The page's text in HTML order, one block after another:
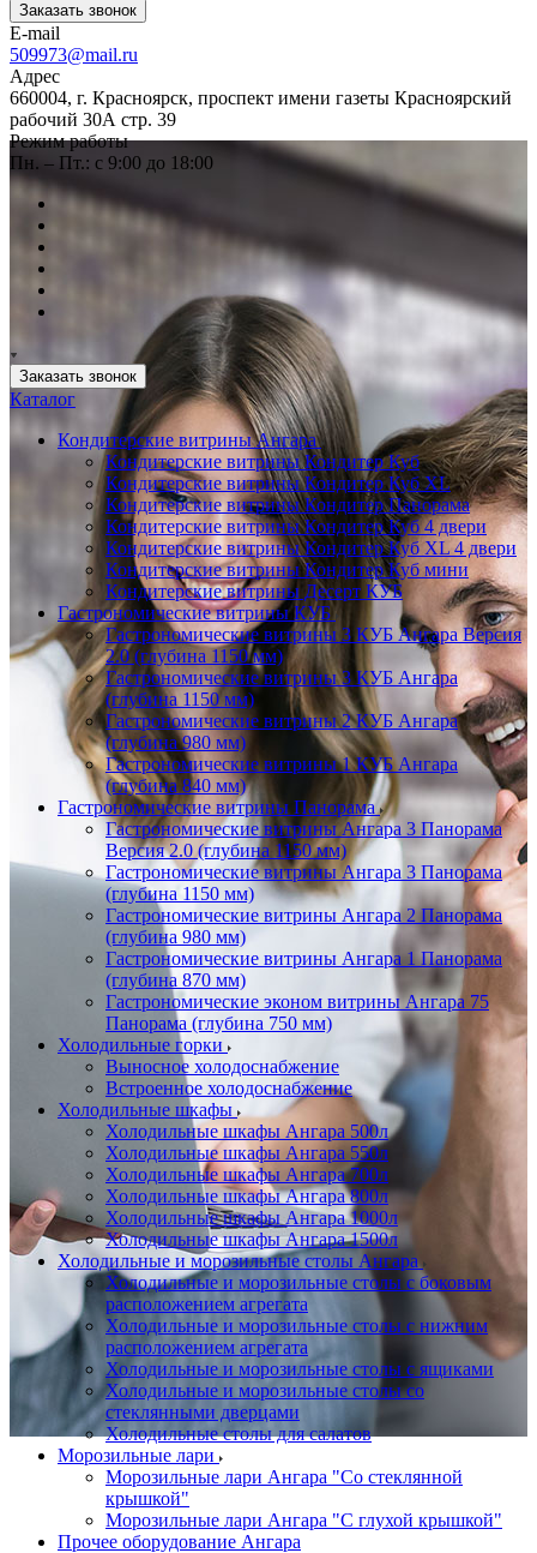
Заказать звонок
E-mail
509973@mail.ru
Адрес
660004, г. Красноярск, проспект имени газеты Красноярский
рабочий 30А стр. 39
Режим работы
Пн. – Пт.: с 9:00 до 18:00
Заказать звонок
Каталог
Кондитерские витрины Ангара
Кондитерские витрины Кондитер Куб
Кондитерские витрины Кондитер Куб XL
Кондитерские витрины Кондитер Панорама
Кондитерские витрины Кондитер Куб 4 двери
Кондитерские витрины Кондитер Куб XL 4 двери
Кондитерские витрины Кондитер Куб мини
Кондитерские витрины Десерт КУБ
Гастрономические витрины КУБ
Гастрономические витрины 3 КУБ Ангара Версия
2.0 (глубина 1150 мм)
Гастрономические витрины 3 КУБ Ангара
(глубина 1150 мм)
Гастрономические витрины 2 КУБ Ангара
(глубина 980 мм)
Гастрономические витрины 1 КУБ Ангара
(глубина 840 мм)
Гастрономические витрины Панорама
Гастрономические витрины Ангара 3 Панорама
Версия 2.0 (глубина 1150 мм)
Гастрономические витрины Ангара 3 Панорама
(глубина 1150 мм)
Гастрономические витрины Ангара 2 Панорама
(глубина 980 мм)
Гастрономические витрины Ангара 1 Панорама
(глубина 870 мм)
Гастрономические эконом витрины Ангара 75
Панорама (глубина 750 мм)
Холодильные горки
Выносное холодоснабжение
Встроенное холодоснабжение
Холодильные шкафы
Холодильные шкафы Ангара 500л
Холодильные шкафы Ангара 550л
Холодильные шкафы Ангара 700л
Холодильные шкафы Ангара 800л
Холодильные шкафы Ангара 1000л
Холодильные шкафы Ангара 1500л
Холодильные и морозильные столы Ангара
Холодильные и морозильные столы с боковым
расположением агрегата
Холодильные и морозильные столы с нижним
расположением агрегата
Холодильные и морозильные столы с ящиками
Холодильные и морозильные столы со
стеклянными дверцами
Холодильные столы для салатов
Морозильные лари
Морозильные лари Ангара "Со стеклянной
крышкой"
Морозильные лари Ангара "С глухой крышкой"
Прочее оборудование Ангара